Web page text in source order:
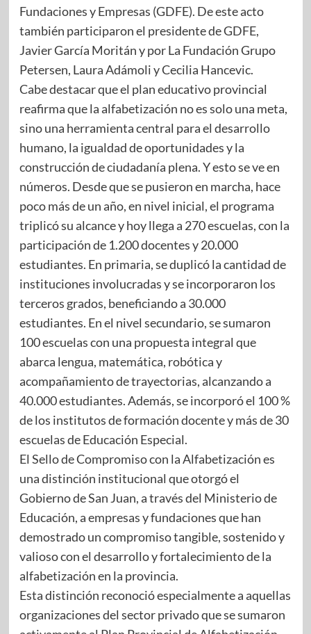
Fundaciones y Empresas (GDFE). De este acto
también participaron el presidente de GDFE,
Javier García Moritán y por La Fundación Grupo
Petersen, Laura Adámoli y Cecilia Hancevic.
Cabe destacar que el plan educativo provincial
reafirma que la alfabetización no es solo una meta,
sino una herramienta central para el desarrollo
humano, la igualdad de oportunidades y la
construcción de ciudadanía plena. Y esto se ve en
números. Desde que se pusieron en marcha, hace
poco más de un año, en nivel inicial, el programa
triplicó su alcance y hoy llega a 270 escuelas, con la
participación de 1.200 docentes y 20.000
estudiantes. En primaria, se duplicó la cantidad de
instituciones involucradas y se incorporaron los
terceros grados, beneficiando a 30.000
estudiantes. En el nivel secundario, se sumaron
100 escuelas con una propuesta integral que
abarca lengua, matemática, robótica y
acompañamiento de trayectorias, alcanzando a
40.000 estudiantes. Además, se incorporó el 100 %
de los institutos de formación docente y más de 30
escuelas de Educación Especial.
El Sello de Compromiso con la Alfabetización es
una distinción institucional que otorgó el
Gobierno de San Juan, a través del Ministerio de
Educación, a empresas y fundaciones que han
demostrado un compromiso tangible, sostenido y
valioso con el desarrollo y fortalecimiento de la
alfabetización en la provincia.
Esta distinción reconoció especialmente a aquellas
organizaciones del sector privado que se sumaron